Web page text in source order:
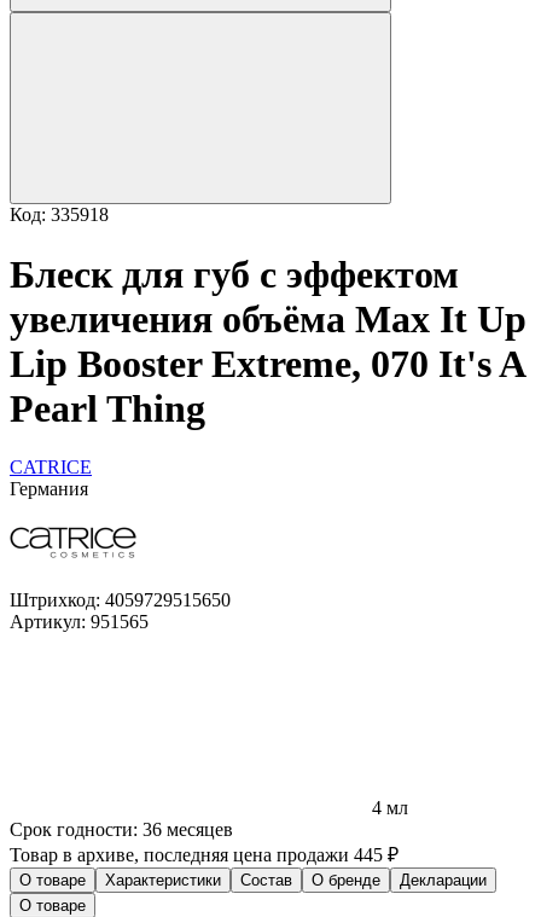
Код: 335918
Блеск для губ с эффектом
увеличения объёма Max It Up
Lip Booster Extreme, 070 It's A
Pearl Thing
CATRICE
Германия
Штрихкод: 4059729515650
Артикул: 951565
4 мл
Срок годности: 36 месяцев
Товар в архиве, последняя цена продажи 445 ₽
О товаре Характеристики Состав О бренде
Декларации
О товаре